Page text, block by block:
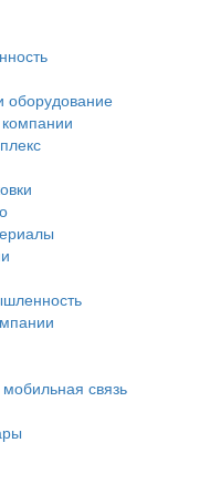
оборудование
связь